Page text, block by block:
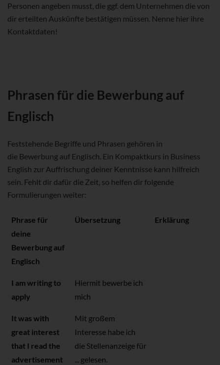
Personen angeben musst, die ggf. dem Unternehmen die von
dir erteilten Auskünfte bestätigen müssen. Nenne hier ihre
Kontaktdaten!
Phrasen für die Bewerbung auf
Englisch
Feststehende Begriffe und Phrasen gehören in
die Bewerbung auf Englisch. Ein Kompaktkurs in Business
English zur Auffrischung deiner Kenntnisse kann hilfreich
sein. Fehlt dir dafür die Zeit, so helfen dir folgende
Formulierungen weiter:
Phrase für
deine
Bewerbung auf
Englisch
Übersetzung Erklärung
I am writing to
apply
Hiermit bewerbe ich
mich
It was with
great interest
that I read the
advertisement
Mit großem
Interesse habe ich
die Stellenanzeige für
... gelesen.